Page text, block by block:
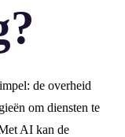
de overheid
om diensten te
AI kan de